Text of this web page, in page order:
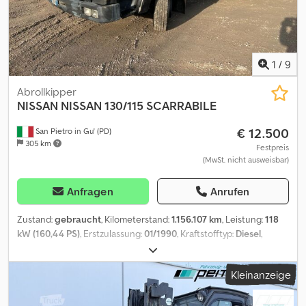
wir bei allen Fahrzeugen einen kleinen Service durch: - Motoröl
und Ölfilter, Luftfilter, Innenraumfilter; - alle Fahrzeuge werden
einer gründlichen Inspektion unterzogen. Exportkennzeichen
und Zulassungspapiere können vor der Fahrzeugabholung
bereitgestellt werden. Möchten Sie eine Live-Video-
Präsentation? Kein Problem, rufen Sie uns an.
1 / 9
San Pietro in Gu' (PD)
305 km
Abrollkipper
NISSAN NISSAN 130/115 SCARRABILE
€ 12.500
Festpreis
(MwSt. nicht ausweisbar)
Anfragen Anrufen
Zustand:gebraucht, Kilometerstand:1.156.107 km, Leistung:118
kW (160,44 PS), Erstzulassung:01/1990, Kraftstofftyp: Diesel,
2 Achsen, Farbe:
mechanisch, Emissionsklasse:Euro2, Baujahr:1990, TITEL: NISSAN
130/115 ABROLLKIPPER VORDERACHSABBLATTUNG UND
HINTERACHSABBLATTUNG REF: 24C42 BAUJAHR: 1990 LEISTUNG:
Kleinanzeige